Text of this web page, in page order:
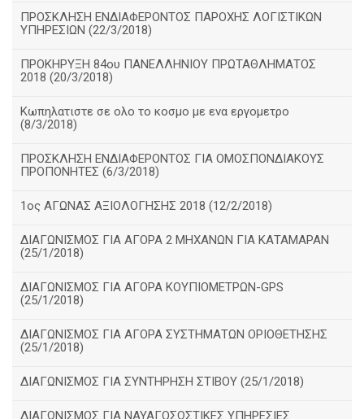
ΠΡΟΣΚΛΗΣΗ ΕΝΔΙΑΦΕΡΟΝΤΟΣ ΠΑΡΟΧΗΣ ΛΟΓΙΣΤΙΚΩΝ
ΥΠΗΡΕΣΙΩΝ (22/3/2018)
ΠΡΟΚΗΡΥΞΗ 84ου ΠΑΝΕΛΛΗΝΙΟΥ ΠΡΩΤΑΘΛΗΜΑΤΟΣ
2018 (20/3/2018)
Κωπηλατιστε σε ολο το κοσμο με ενα εργομετρο
(8/3/2018)
ΠΡΟΣΚΛΗΣΗ ΕΝΔΙΑΦΕΡΟΝΤΟΣ ΓΙΑ ΟΜΟΣΠΟΝΔΙΑΚΟΥΣ
ΠΡΟΠΟΝΗΤΕΣ (6/3/2018)
1ος ΑΓΩΝΑΣ ΑΞΙΟΛΟΓΗΣΗΣ 2018 (12/2/2018)
ΔΙΑΓΩΝΙΣΜΟΣ ΓΙΑ ΑΓΟΡΑ 2 ΜΗΧΑΝΩΝ ΓΙΑ ΚΑΤΑΜΑΡΑΝ
(25/1/2018)
ΔΙΑΓΩΝΙΣΜΟΣ ΓΙΑ ΑΓΟΡΑ ΚΟΥΠΙΟΜΕΤΡΩΝ-GPS
(25/1/2018)
ΔΙΑΓΩΝΙΣΜΟΣ ΓΙΑ ΑΓΟΡΑ ΣΥΣΤΗΜΑΤΩΝ ΟΡΙΟΘΕΤΗΣΗΣ
(25/1/2018)
ΔΙΑΓΩΝΙΣΜΟΣ ΓΙΑ ΣΥΝΤΗΡΗΣΗ ΣΤΙΒΟΥ (25/1/2018)
ΔΙΑΓΩΝΙΣΜΟΣ ΓΙΑ ΝΑΥΑΓΟΣΩΣΤΙΚΕΣ ΥΠΗΡΕΣΙΕΣ